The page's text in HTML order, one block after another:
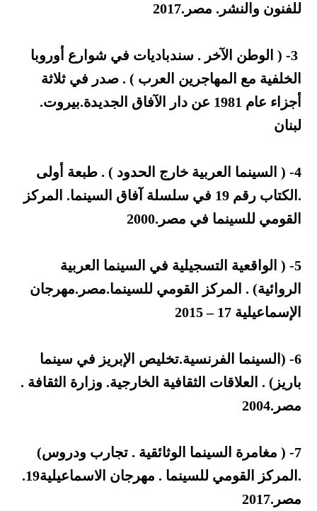
للفنون والنشر. مصر.2017
3- ( الوطن الآخر . سندباديات في شوارع أوروبا
الخلفية مع المهاجرين العرب ) . صدر في ثلاثة
أجزاء عام 1981 عن دار الآفاق الجديدة.بيروت.
لبنان
4- ( السينما العربية خارج الحدود ) . طبعة أولى
.الكتاب رقم 19 في سلسلة آفاق السينما. المركز
القومي للسينما في مصر.2000
5- ( الواقعية التسجيلية في السينما العربية
الروائية) . المركز القومي للسينما.مصر.مهرجان
الإسماعيلية 17 – 2015
6- (السينما الفرنسية.تخليص الإبريز في سينما
باريز) . العلاقات الثقافية الخارجية. وزارة الثقافة .
مصر.2004
7- ( مغامرة السينما الوثائقية . تجارب ودروس)
.المركز القومي للسينما . مهرجان الاسماعيلية19.
مصر.2017